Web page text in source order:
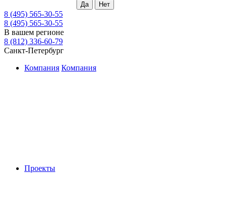
8 (495) 565-30-55
8 (495) 565-30-55
В вашем регионе
8 (812) 336-60-79
Санкт-Петербург
Компания Компания
Проекты